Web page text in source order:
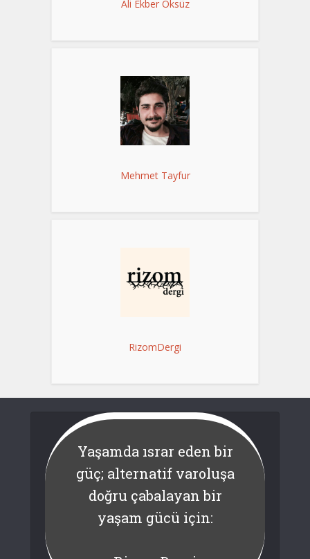
Ali Ekber Öksüz
Mehmet Tayfur
RizomDergi
Yaşamda ısrar eden bir
güç; alternatif varoluşa
doğru çabalayan bir
yaşam gücü için: